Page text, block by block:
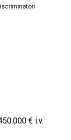
€ i.v.